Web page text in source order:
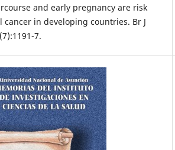
and early pregnancy are risk
cancer in developing countries. Br J
7.